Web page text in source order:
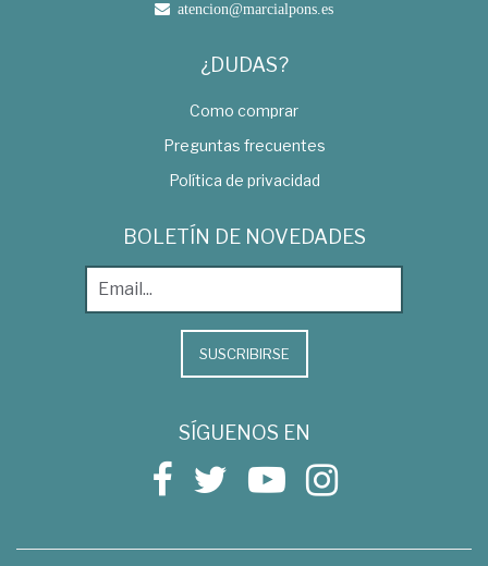
atencion@marcialpons.es
¿DUDAS?
Como comprar
Preguntas frecuentes
Política de privacidad
BOLETÍN DE NOVEDADES
SUSCRIBIRSE
SÍGUENOS EN